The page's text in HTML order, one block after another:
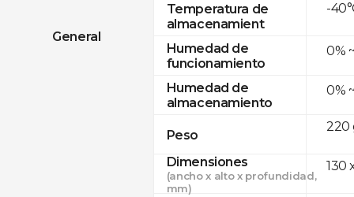
General
Temperatura de
almacenamient
Humedad de
funcionamiento
Humedad de
almacenamiento
Peso
Dimensiones
(ancho x alto x profundidad,
mm)
-
0%
0%
220
130